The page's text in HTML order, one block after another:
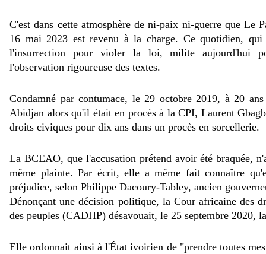
C'est dans cette atmosphère de ni-paix ni-guerre que Le
16 mai 2023 est revenu à la charge. Ce quotidien,
l'insurrection pour violer la loi, milite aujourd'hui
l'observation rigoureuse des textes.
Condamné par contumace, le 29 octobre 2019, à 20
Abidjan alors qu'il était en procès à la CPI, Laurent
droits civiques pour dix ans dans un procès en sorcellerie.
La BCEAO, que l'accusation prétend avoir été braquée,
même plainte. Par écrit, elle a même fait connaître
préjudice, selon Philippe Dacoury-Tabley, ancien
Dénonçant une décision politique, la Cour africaine des
des peuples (CADHP) désavouait, le 25 septembre 2020,
Elle ordonnait ainsi à l'État ivoirien de "prendre toutes